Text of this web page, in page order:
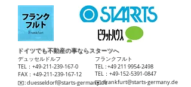
ドイツでも不動産の事ならスターツへ
​フランクフルト
TEL :+49 211 9954-2498
TEL：+49-152-5391-0847
​✉️:frankfurt@starts-germany.de
​デュッセルドルフ
TEL：+49-211-239-167-0
FAX：+49-211-239-167-12
​✉️:duesseldorf@starts-germany.de